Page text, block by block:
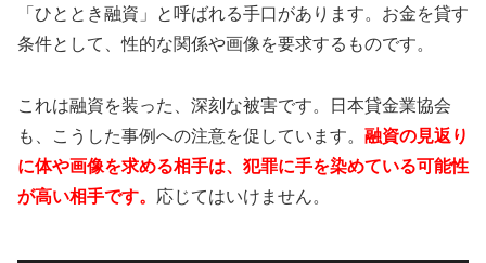
「ひととき融資」と呼ばれる手口があります。お金を貸す
条件として、性的な関係や画像を要求するものです。
これは融資を装った、深刻な被害です。日本貸金業協会
も、こうした事例への注意を促しています。 融資の見返り
に体や画像を求める相手は、犯罪に手を染めている可能性
が高い相手です。 応じてはいけません。